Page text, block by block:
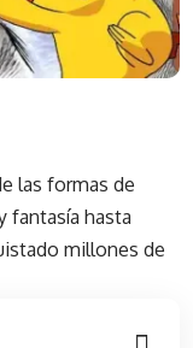
las formas de
fantasía hasta
millones de